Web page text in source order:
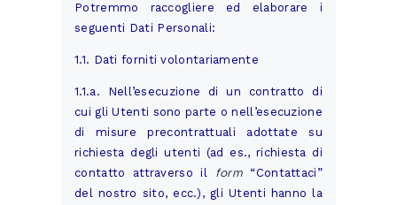
Potremmo raccogliere ed elaborare i
seguenti Dati Personali:
1.1. Dati forniti volontariamente
1.1.a. Nell’esecuzione di un contratto di
cui gli Utenti sono parte o nell’esecuzione
di misure precontrattuali adottate su
richiesta degli utenti (ad es., richiesta di
contatto attraverso il
form “Contattaci”
del nostro sito, ecc.), gli Utenti hanno la